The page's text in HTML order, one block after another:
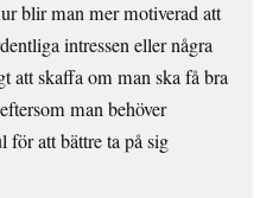
blir man mer motiverad att
intressen eller några
att skaffa om man ska få bra
man behöver
för att bättre ta på sig